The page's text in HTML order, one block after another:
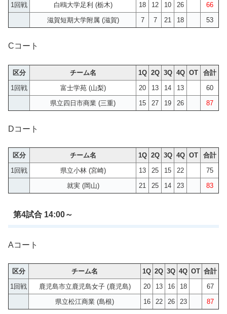
1回戦
白鴎大学足利 (栃木) 18 12 10 26
66
滋賀短期大学附属 (滋賀)
7 7 21 18 53
Cコート
区分 チーム名 1Q 2Q 3Q 4Q OT
合計
1回戦
富士学苑 (山梨) 20 13 14 13
60
県立四日市商業 (三重)
15 27 19 26 87
Dコート
区分 チーム名 1Q 2Q 3Q 4Q OT
合計
1回戦
県立小林 (宮崎) 13 25 15 22
75
就実 (岡山)
21 25 14 23 83
第4試合 14:00～
Aコート
区分 チーム名 1Q 2Q 3Q 4Q OT 合計
1回戦
鹿児島市立鹿児島女子 (鹿児島) 20 13 16 18
67
県立松江商業 (島根)
16 22 26 23 87